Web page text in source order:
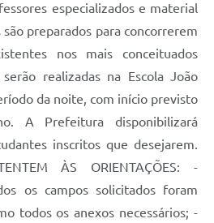
especializados e material
preparados para concorrerem
nos mais conceituados
realizadas na Escola João
da noite, com início previsto
A Prefeitura disponibilizará
inscritos que desejarem.
ÀS ORIENTAÇÕES: -
os campos solicitados foram
todos os anexos necessários; -